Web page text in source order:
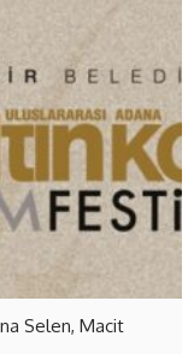
Selen, Macit